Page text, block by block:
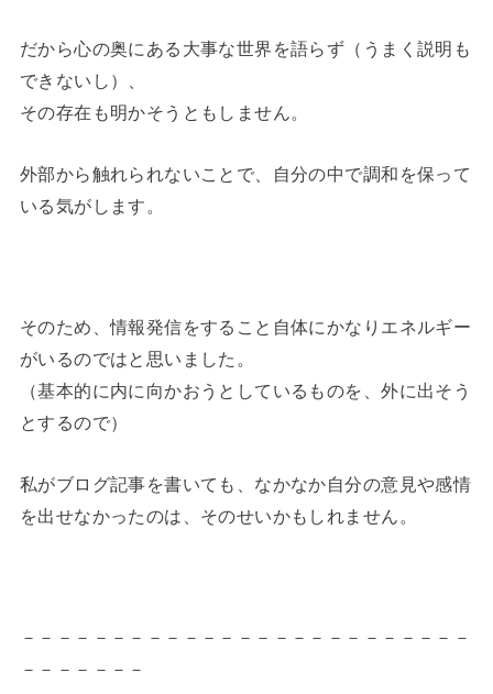
だから心の奥にある大事な世界を語らず（うまく説明も
できないし）、
その存在も明かそうともしません。
外部から触れられないことで、自分の中で調和を保って
いる気がします。
そのため、情報発信をすること自体にかなりエネルギー
がいるのではと思いました。
（基本的に内に向かおうとしているものを、外に出そう
とするので）
私がブログ記事を書いても、なかなか自分の意見や感情
を出せなかったのは、そのせいかもしれません。
－－－－－－－－－－－－－－－－－－－－－－－－－
－－－－－－－